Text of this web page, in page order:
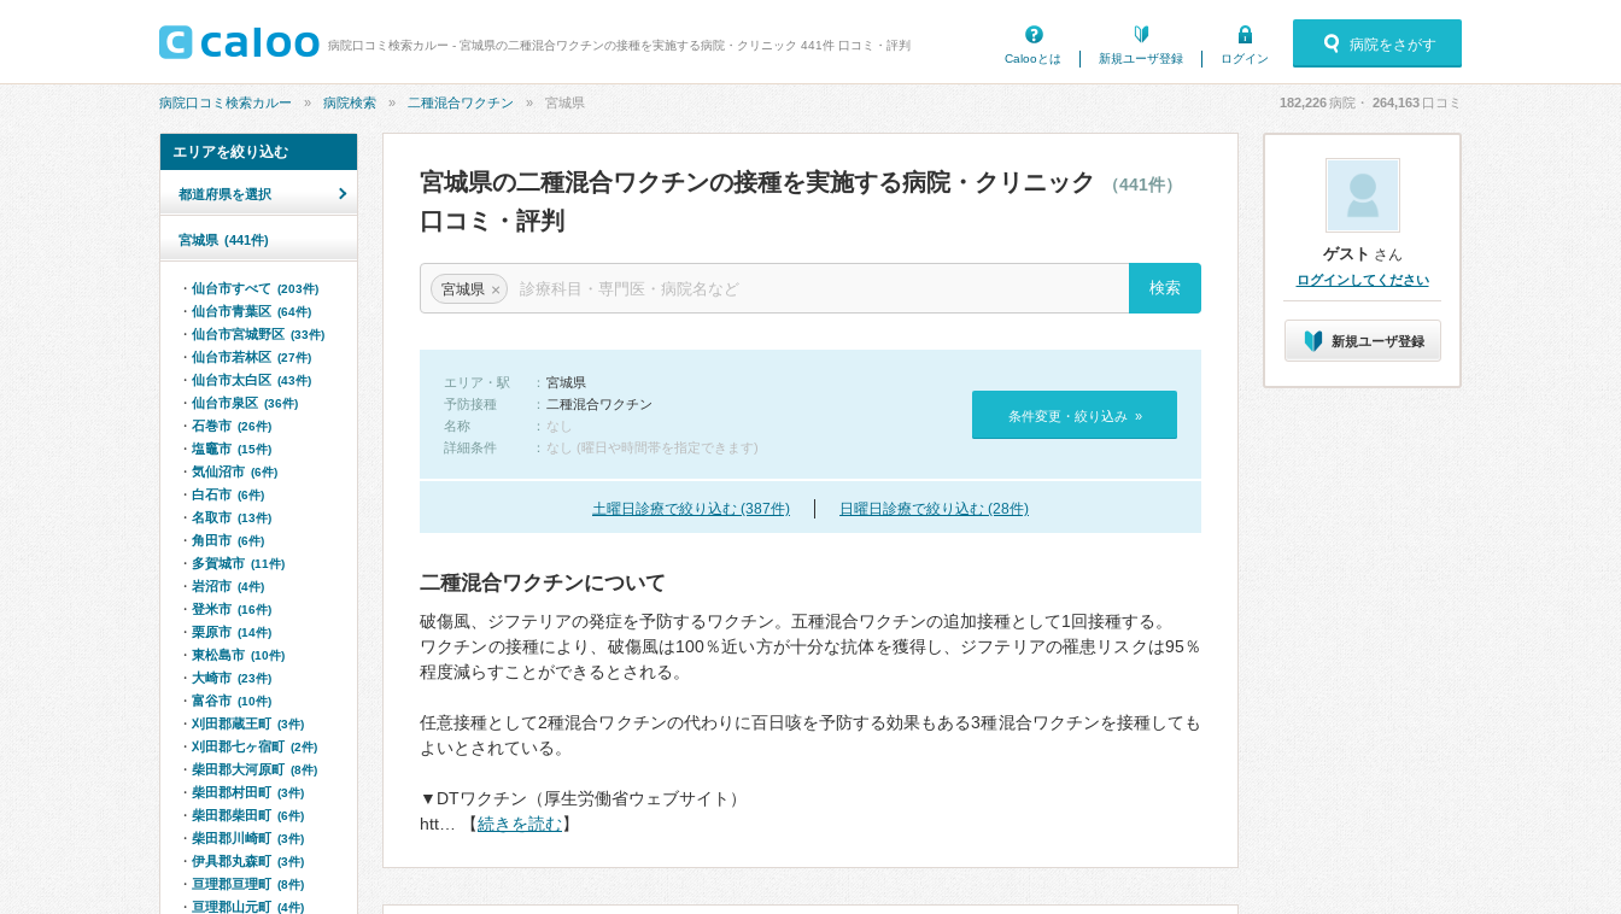
病院口コミ検索カルー - 宮城県の二種混合ワクチンの接種を実施する病院・クリニック 441件 口コミ・評判
Calooとは
新規ユーザ登録 ログイン
病院をさがす
病院口コミ検索カルー 病院検索 二種混合ワクチン 宮城県 182,226病院・ 264,163 口コミ
宮城県の二種混合ワクチンの接種を実施する病院・クリニック （441件）
口コミ・評判
宮城県 ×
エリア・駅
宮城県
予防接種
二種混合ワクチン
名称
なし
詳細条件
なし (曜日や時間帯を指定できます)
条件変更・絞り込み »
土曜日診療で絞り込む (387件) 日曜日診療で絞り込む (28件)
二種混合ワクチンについて
破傷風、ジフテリアの発症を予防するワクチン。五種混合ワクチンの追加接種として1回接種する。
ワクチンの接種により、破傷風は100％近い方が十分な抗体を獲得し、ジフテリアの罹患リスクは95％
程度減らすことができるとされる。
任意接種として2種混合ワクチンの代わりに百日咳を予防する効果もある3種混合ワクチンを接種しても
よいとされている。
▼DTワクチン（厚生労働省ウェブサイト）
htt… 【続きを読む】
エリアを絞り込む
都道府県を選択
宮城県 (441件)
仙台市すべて (203件)
仙台市青葉区 (64件)
仙台市宮城野区 (33件)
仙台市若林区 (27件)
仙台市太白区 (43件)
仙台市泉区 (36件)
石巻市 (26件)
塩竈市 (15件)
気仙沼市 (6件)
白石市 (6件)
名取市 (13件)
角田市 (6件)
多賀城市 (11件)
岩沼市 (4件)
登米市 (16件)
栗原市 (14件)
東松島市 (10件)
大崎市 (23件)
富谷市 (10件)
刈田郡蔵王町 (3件)
刈田郡七ヶ宿町 (2件)
柴田郡大河原町 (8件)
柴田郡村田町 (3件)
柴田郡柴田町 (6件)
柴田郡川崎町 (3件)
伊具郡丸森町 (3件)
亘理郡亘理町 (8件)
亘理郡山元町 (4件)
ゲスト さん
ログインしてください
新規ユーザ登録